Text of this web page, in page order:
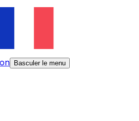
Basculer le menu